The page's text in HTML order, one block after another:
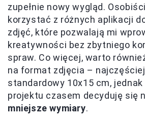
zupełnie nowy wygląd.
korzystać z różnych aplikacji
zdjęć, które pozwalają mi
kreatywności bez zbytniego
spraw. Co więcej, warto
na format zdjęcia –
standardowy 10x15 cm,
projektu czasem decyduję się
mniejsze wymiary.